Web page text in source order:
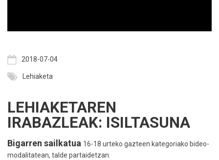
2018-07-04
Lehiaketa
LEHIAKETAREN
IRABAZLEAK: ISILTASUNA
Bigarren sailkatua 16-18 urteko gazteen kategoriako bideo-
modalitatean, talde partaidetzan.